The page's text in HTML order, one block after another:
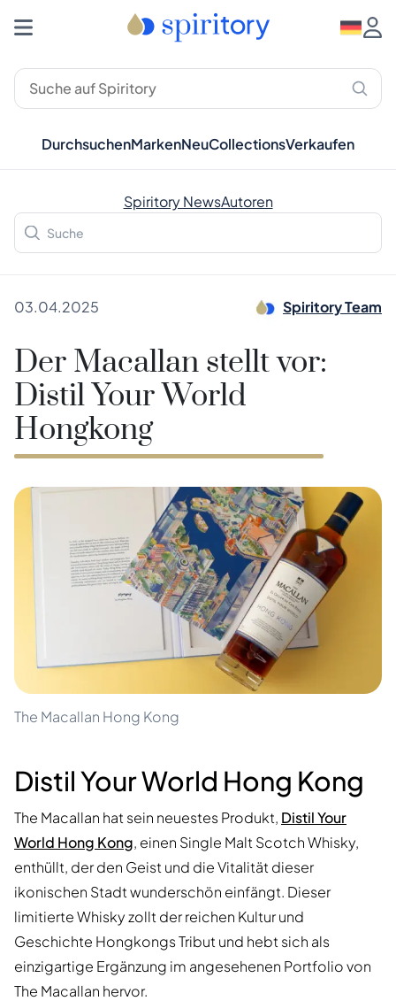
DurchsuchenMarkenNeuCollectionsVerkaufen
Spiritory NewsAutoren
03.04.2025 Spiritory Team
Der Macallan stellt vor:
Distil Your World
Hongkong
The Macallan Hong Kong
Distil Your World Hong Kong
The Macallan hat sein neuestes Produkt, Distil Your
World Hong Kong, einen Single Malt Scotch Whisky,
enthüllt, der den Geist und die Vitalität dieser
ikonischen Stadt wunderschön einfängt. Dieser
limitierte Whisky zollt der reichen Kultur und
Geschichte Hongkongs Tribut und hebt sich als
einzigartige Ergänzung im angesehenen Portfolio von
The Macallan hervor.